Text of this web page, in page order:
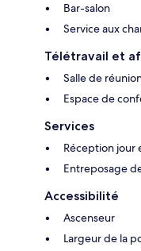
Bar-salon
Service aux
Télétravail et
Salle de
Espace de
Services
Réception jour
Entreposage
Accessibilité
Ascenseur
Largeur de la